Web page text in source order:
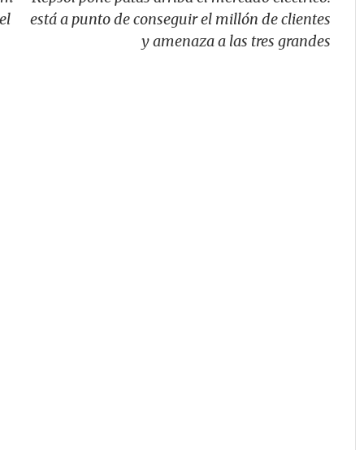
está a punto de conseguir el millón de clientes
y amenaza a las tres grandes